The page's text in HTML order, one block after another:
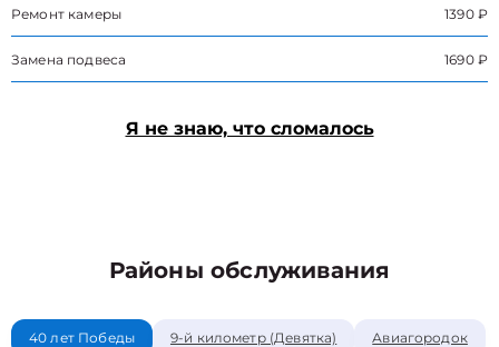
Ремонт камеры 1390 ₽
Замена подвеса 1690 ₽
Я не знаю, что сломалось
Районы обслуживания
40 лет Победы 9-й километр (Девятка) Авиагородок